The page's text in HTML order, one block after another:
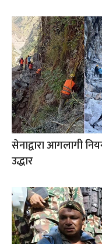
सेनाद्वारा आगलागी
उद्धार